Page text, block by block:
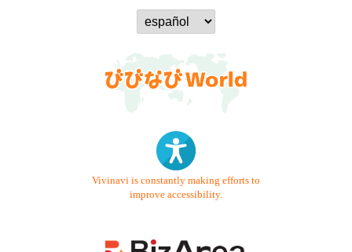
Vivinavi is constantly making efforts to
improve accessibility.